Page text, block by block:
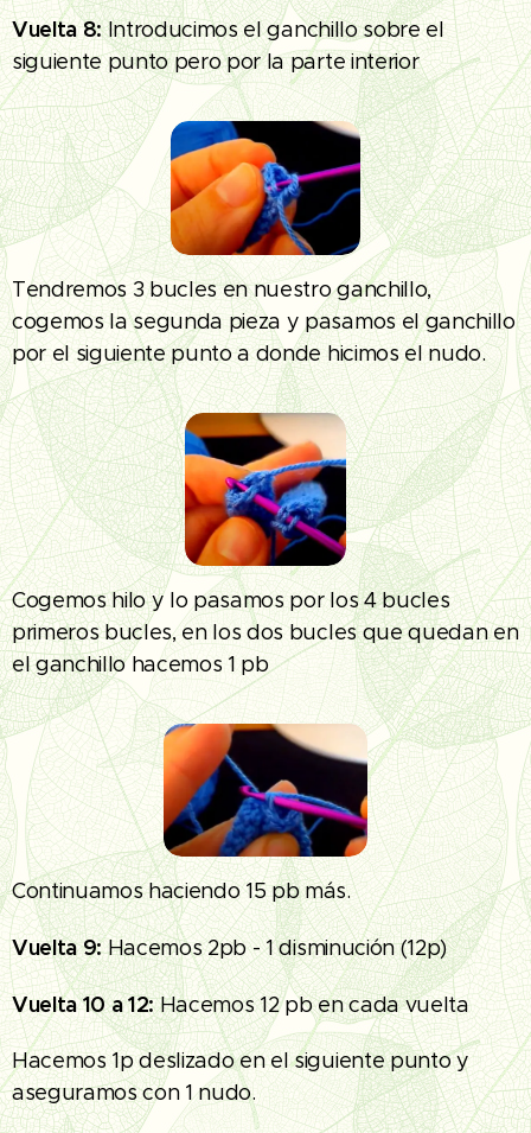
Vuelta 8:Introducimos el ganchillo sobre el
siguiente punto pero por la parte interior
Tendremos 3 bucles en nuestro ganchillo,
cogemos la segunda pieza y pasamos el ganchillo
por el siguiente punto a donde hicimos el nudo.
Cogemos hilo y lo pasamos por los 4 bucles
primeros bucles, en los dos bucles que quedan en
el ganchillo hacemos 1 pb
Continuamos haciendo 15 pb más.
Vuelta 9:Hacemos 2pb - 1 disminución (12p)
Vuelta 10 a 12:Hacemos 12 pb en cada vuelta
Hacemos 1p deslizado en el siguiente punto y
aseguramos con 1 nudo.